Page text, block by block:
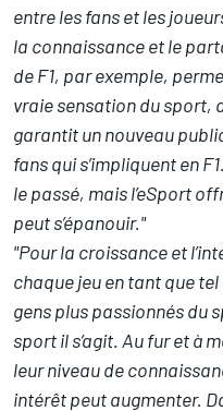
entre les fans et les
la connaissance et le
de F1, par exemple,
vraie sensation du sport,
garantit un nouveau
fans qui s’impliquent en
le passé, mais l’eSport
peut s’épanouir."
"Pour la croissance et
chaque jeu en tant que
gens plus passionnés du
sport il s’agit. Au fur et à
leur niveau de
intérêt peut augmenter.